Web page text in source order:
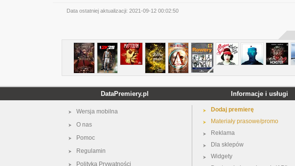
Data ostatniej aktualizacji: 2021-09-12 00:02:50
DataPremiery.pl
Wersja mobilna
O nas
Pomoc
Regulamin
Polityka Prywatności
Informacje i usługi
Dodaj premierę
Materiały prasowe/promo
Reklama
Dla sklepów
Widgety